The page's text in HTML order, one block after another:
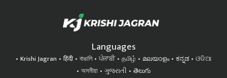
বাঙালি ਪੰਜਾਬੀ தமிழ்
অসমীয়া
ગુજરાતી తెలుగు